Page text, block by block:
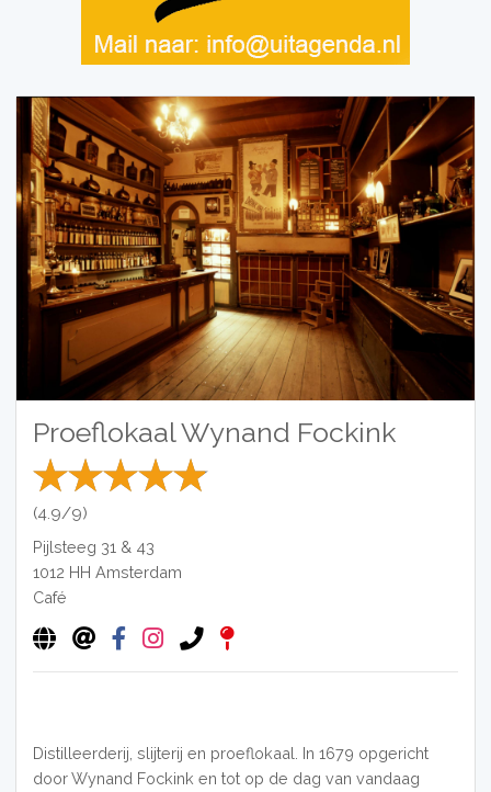
Proeflokaal Wynand Fockink
(4.9/9)
Pijlsteeg 31 & 43
1012 HH Amsterdam
Café
Distilleerderij, slijterij en proeflokaal. In 1679 opgericht
door Wynand Fockink en tot op de dag van vandaag